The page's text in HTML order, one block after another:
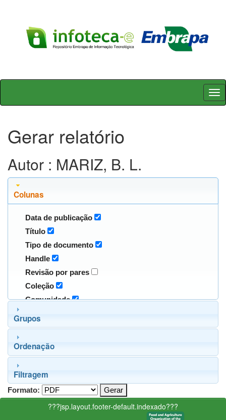
Skip
Gerar relatório
Autor : MARIZ, B. L.
Colunas
Data de publicação
Título
Tipo de documento
Handle
Revisão por pares
Coleção
Comunidade
Grupos
Ordenação
Filtragem
Formato:
???jsp.layout.footer-default.indexado???